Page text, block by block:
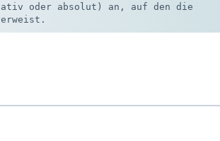
oder absolut) an, auf den die